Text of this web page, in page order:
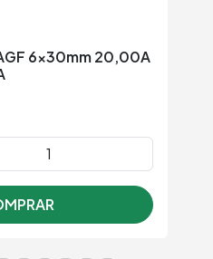
6x30mm 20,00A